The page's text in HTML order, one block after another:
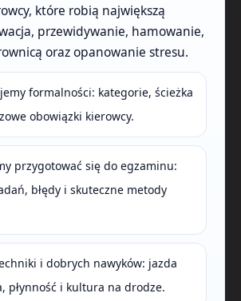
które robią największą
przewidywanie, hamowanie,
oraz opanowanie stresu.
formalności: kategorie, ścieżka
obowiązki kierowcy.
przygotować się do egzaminu:
błędy i skuteczne metody
i dobrych nawyków: jazda
płynność i kultura na drodze.